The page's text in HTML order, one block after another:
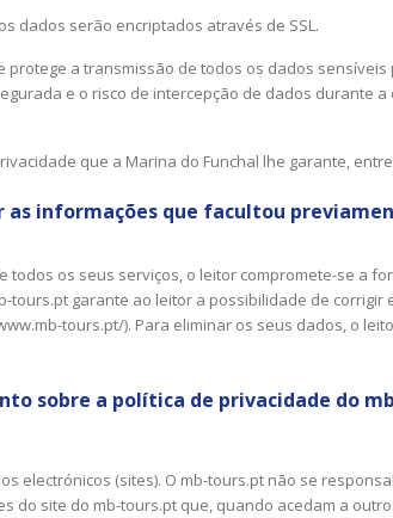
dados serão encriptados através de SSL.
protege a transmissão de todos os dados
e o risco de intercepção de dados durante
que a Marina do Funchal lhe garante,
informações que facultou
todos os seus serviços, o leitor compromete-se a
garante ao leitor a possibilidade de
tours.pt/). Para eliminar os seus dados, o
sobre a política de privacidade do
electrónicos (sites). O mb-tours.pt não se
do site do mb-tours.pt que, quando acedam a